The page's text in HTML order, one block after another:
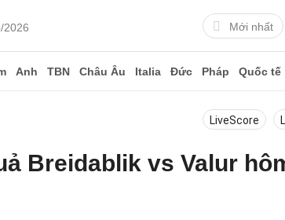
2026 Mới nhất
Anh TBN Châu Âu Italia Đức Pháp Quốc tế
LiveScore
Breidablik vs Valur